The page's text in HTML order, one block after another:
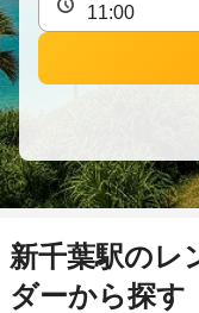
新千葉駅のレ
ダーから探す